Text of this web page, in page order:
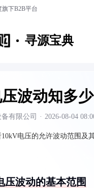
下B2B平台
寻源宝典
波动知多少
有限公司 · 2026-08-04
电压的允许波动范围及
压波动的基本范围